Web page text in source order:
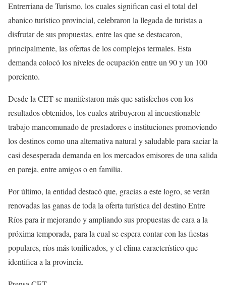
Entrerriana de Turismo, los cuales significan casi el total del
abanico turístico provincial, celebraron la llegada de turistas a
disfrutar de sus propuestas, entre las que se destacaron,
principalmente, las ofertas de los complejos termales. Esta
demanda colocó los niveles de ocupación entre un 90 y un 100
porciento.
Desde la CET se manifestaron más que satisfechos con los
resultados obtenidos, los cuales atribuyeron al incuestionable
trabajo mancomunado de prestadores e instituciones promoviendo
los destinos como una alternativa natural y saludable para saciar la
casi desesperada demanda en los mercados emisores de una salida
en pareja, entre amigos o en familia.
Por último, la entidad destacó que, gracias a este logro, se verán
renovadas las ganas de toda la oferta turística del destino Entre
Ríos para ir mejorando y ampliando sus propuestas de cara a la
próxima temporada, para la cual se espera contar con las fiestas
populares, ríos más tonificados, y el clima característico que
identifica a la provincia.